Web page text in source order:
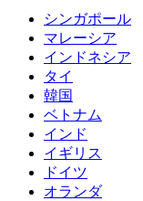
シンガポール
マレーシア
インドネシア
タイ
韓国
ベトナム
インド
イギリス
ドイツ
オランダ